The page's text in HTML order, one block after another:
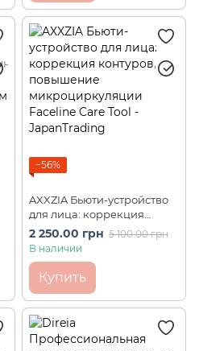
−56%
AXXZIA Бьюти-устройство
для лица: коррекция
контуров, повышение
микроциркуляции
2 250.00 грн 5 100.00 грн
В наличии
Купить